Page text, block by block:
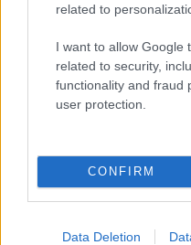
related to
I want to allow Google
related to security,
functionality and fraud
user protection.
CONFIRM
Data Deletion